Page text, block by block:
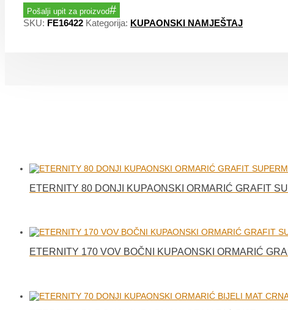
Pošalji upit za proizvod
SKU: FE16422 Kategorija: KUPAONSKI NAMJEŠTAJ
ETERNITY 80 DONJI KUPAONSKI ORMARIĆ GRAFIT
ETERNITY 170 VOV BOČNI KUPAONSKI ORMARIĆ